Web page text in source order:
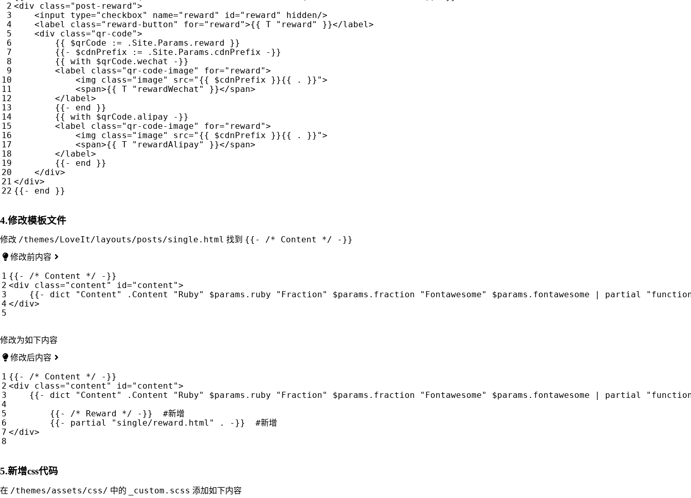
<div class="post-reward">
<input type="checkbox" name="reward" id="reward" hidden/>
<label class="reward-button" for="reward">{{ T "reward" }}</label>
<div class="qr-code">
        {{ $qrCode := .Site.Params.reward }}
        {{- $cdnPrefix := .Site.Params.cdnPrefix -}}
        {{ with $qrCode.wechat -}}
<label class="qr-code-image" for="reward">
<img class="image" src="{{ $cdnPrefix }}{{ . }}">
<span>{{ T "rewardWechat" }}</span>
</label>
        {{- end }}
        {{ with $qrCode.alipay -}}
<label class="qr-code-image" for="reward">
<img class="image" src="{{ $cdnPrefix }}{{ . }}">
<span>{{ T "rewardAlipay" }}</span>
</label>
        {{- end }}
</div>
</div>
4.修改模板文件
修改 /themes/LoveIt/layouts/posts/single.html 找到 {{- /* Content */ -}}
修改前内容
{{- /* Content */ -}}
<div class="content" id="content">
{{- dict "Content" .Content "Ruby" $params.ruby "Fraction" $params.fraction "Fontawesome" $params.fontawesome | partial
</div>
修改为如下内容
修改后内容
{{- /* Content */ -}}
<div class="content" id="content">
{{- dict "Content" .Content "Ruby" $params.ruby "Fraction" $params.fraction "Fontawesome" $params.fontawesome | partial
</div>
5.新增css代码
在 /themes/assets/css/ 中的 _custom.scss 添加如下内容